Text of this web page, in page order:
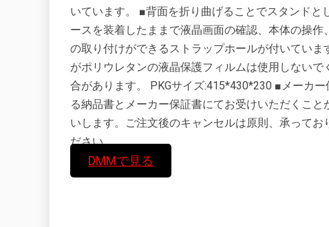
いています。 ■背面を折り曲げることでスタンド
ースを装着したままで液晶画面の確認、本体の操
の取り付けができるストラップホールが付いてい
がポリウレタンの液晶保護フィルムは使用しない
合があります。 PKGサイズ:415*430*230 ■メーカ
る納品書とメーカー保証書にてお受けいただくこ
いします。ご注文後のキャンセルは原則、承って
ださい。
DMMで見る